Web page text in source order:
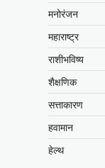
मनोरंजन
महाराष्ट्र
राशीभविष्य
शैक्षणिक
सत्ताकारण
हवामान
हेल्थ